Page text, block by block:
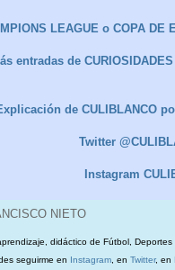
LEAGUE o COPA
entradas de
de CULIBLANCO
Twitter
Instagram
NIETO
didáctico de Fútbol,
seguirme en
Instagram, en Twitter, en